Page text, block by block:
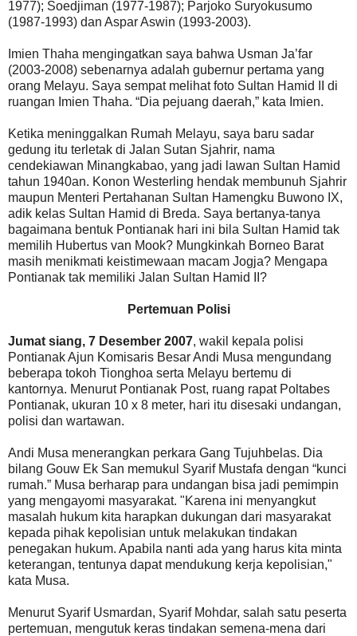
1977); Soedjiman (1977-1987); Parjoko Suryokusumo
(1987-1993) dan Aspar Aswin (1993-2003).
Imien Thaha mengingatkan saya bahwa Usman Ja’far
(2003-2008) sebenarnya adalah gubernur pertama yang
orang Melayu. Saya sempat melihat foto Sultan Hamid II di
ruangan Imien Thaha. “Dia pejuang daerah,” kata Imien.
Ketika meninggalkan Rumah Melayu, saya baru sadar
gedung itu terletak di Jalan Sutan Sjahrir, nama
cendekiawan Minangkabao, yang jadi lawan Sultan Hamid
tahun 1940an. Konon Westerling hendak membunuh Sjahrir
maupun Menteri Pertahanan Sultan Hamengku Buwono IX,
adik kelas Sultan Hamid di Breda. Saya bertanya-tanya
bagaimana bentuk Pontianak hari ini bila Sultan Hamid tak
memilih Hubertus van Mook? Mungkinkah Borneo Barat
masih menikmati keistimewaan macam Jogja? Mengapa
Pontianak tak memiliki Jalan Sultan Hamid II?
Pertemuan Polisi
Jumat siang, 7 Desember 2007, wakil kepala polisi
Pontianak Ajun Komisaris Besar Andi Musa mengundang
beberapa tokoh Tionghoa serta Melayu bertemu di
kantornya. Menurut Pontianak Post, ruang rapat Poltabes
Pontianak, ukuran 10 x 8 meter, hari itu disesaki undangan,
polisi dan wartawan.
Andi Musa menerangkan perkara Gang Tujuhbelas. Dia
bilang Gouw Ek San memukul Syarif Mustafa dengan “kunci
rumah.” Musa berharap para undangan bisa jadi pemimpin
yang mengayomi masyarakat. "Karena ini menyangkut
masalah hukum kita harapkan dukungan dari masyarakat
kepada pihak kepolisian untuk melakukan tindakan
penegakan hukum. Apabila nanti ada yang harus kita minta
keterangan, tentunya dapat mendukung kerja kepolisian,"
kata Musa.
Menurut Syarif Usmardan, Syarif Mohdar, salah satu peserta
pertemuan, mengutuk keras tindakan semena-mena dari